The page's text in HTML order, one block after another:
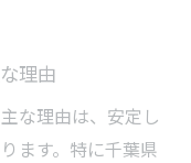
理由
な理由は、安定し
ます。特に千葉県